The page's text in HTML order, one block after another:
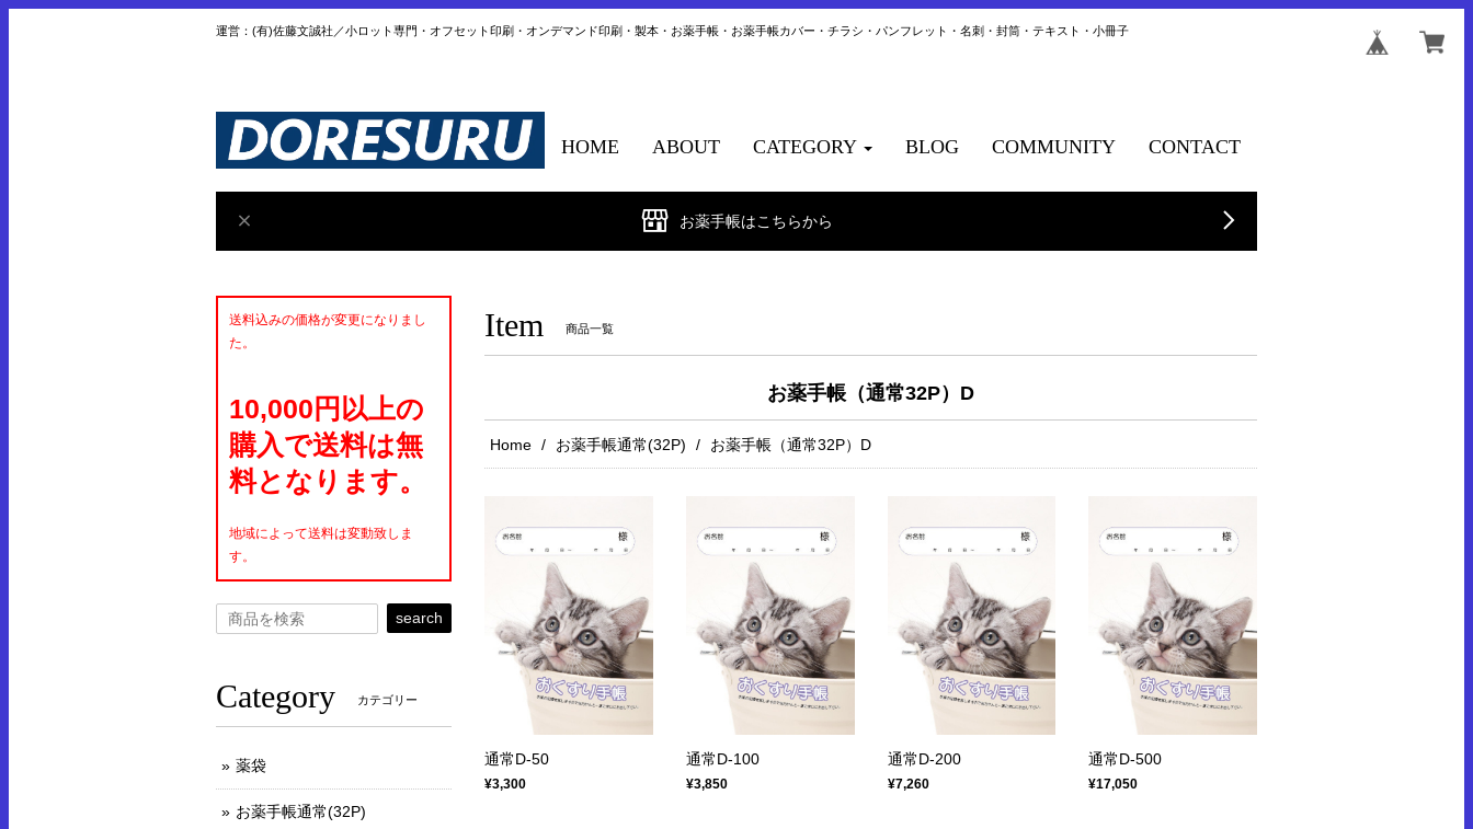
運営：(有)佐藤文誠社／小ロット専門・オフセット印刷・オンデマンド印刷・製本・お薬手帳・お薬手帳カバー・チラシ・パンフレット・名刺・封筒・テキスト・小冊子
HOME ABOUT CATEGORY BLOG COMMUNITY CONTACT
お薬手帳はこちらから
Item 商品一覧
お薬手帳（通常32P）D
Home お薬手帳通常(32P) お薬手帳（通常32P）D
通常D-50
¥3,300
通常D-100
¥3,850
通常D-200
¥7,260
通常D-500
¥17,050
送料込みの価格が変更になりまし
た。
10,000円以上の
購入で送料は無
料となります。
地域によって送料は変動致しま
す。
search
Category カテゴリー
薬袋
お薬手帳通常(32P)